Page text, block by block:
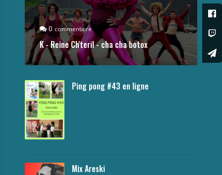
0 commentaire
K - Reine Ch'teril - cha cha botox
Ping pong #43 en ligne
Mix Areski